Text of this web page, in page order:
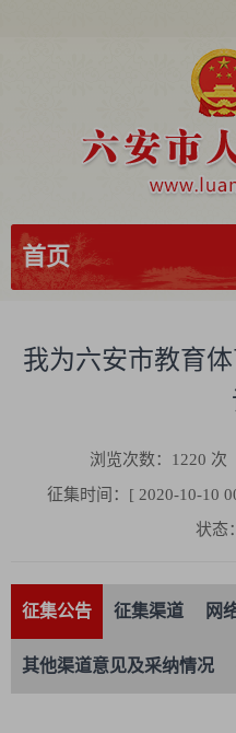
首页
我为六安市教育
浏览次数： 1220 次
征集时间：[ 2020-10-10
状态：
征集公告 征集渠道 网
其他渠道意见及采纳情况